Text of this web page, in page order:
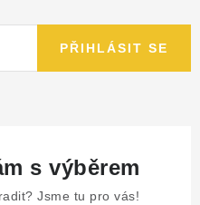
PŘIHLÁSIT SE
s výběrem
Jsme tu pro vás!